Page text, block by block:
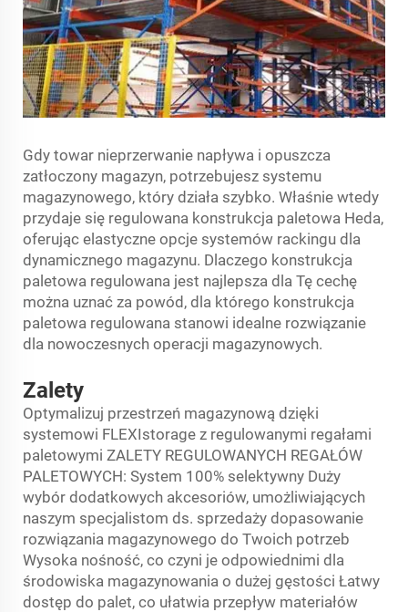
Gdy towar nieprzerwanie napływa i opuszcza
zatłoczony magazyn, potrzebujesz systemu
magazynowego, który działa szybko. Właśnie wtedy
przydaje się regulowana konstrukcja paletowa Heda,
oferując elastyczne opcje systemów rackingu dla
dynamicznego magazynu. Dlaczego konstrukcja
paletowa regulowana jest najlepsza dla Tę cechę
można uznać za powód, dla którego konstrukcja
paletowa regulowana stanowi idealne rozwiązanie
dla nowoczesnych operacji magazynowych.
Zalety
Optymalizuj przestrzeń magazynową dzięki
systemowi FLEXIstorage z regulowanymi regałami
paletowymi ZALETY REGULOWANYCH REGAŁÓW
PALETOWYCH: System 100% selektywny Duży
wybór dodatkowych akcesoriów, umożliwiających
naszym specjalistom ds. sprzedaży dopasowanie
rozwiązania magazynowego do Twoich potrzeb
Wysoka nośność, co czyni je odpowiednimi dla
środowiska magazynowania o dużej gęstości Łatwy
dostęp do palet, co ułatwia przepływ materiałów